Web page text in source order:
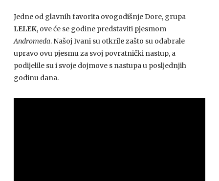
Jedne od glavnih favorita ovogodišnje Dore, grupa
LELEK, ove će se godine predstaviti pjesmom
Andromeda. Našoj Ivani su otkrile zašto su odabrale
upravo ovu pjesmu za svoj povratnički nastup, a
podijelile su i svoje dojmove s nastupa u posljednjih
godinu dana.